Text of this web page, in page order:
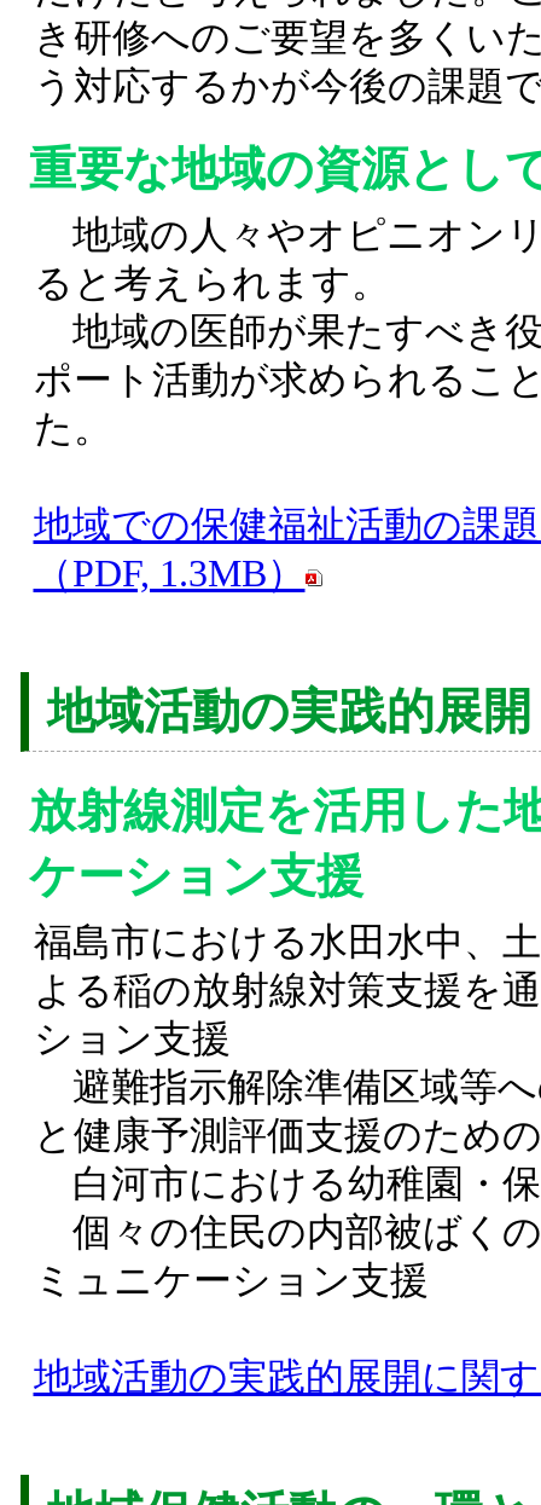
き研修へのご要望を多くい
う対応するかが今後の課題
重要な地域の資源とし
地域の人々やオピニオン
ると考えられます。
地域の医師が果たすべき
ポート活動が求められるこ
た。
地域での保健福祉活動の課
（PDF, 1.3MB）
地域活動の実践的展開
放射線測定を活用した
ケーション支援
福島市における水田水中、
よる稲の放射線対策支援を
ション支援
避難指示解除準備区域等
と健康予測評価支援のため
白河市における幼稚園・
個々の住民の内部被ばく
ミュニケーション支援
地域活動の実践的展開に関